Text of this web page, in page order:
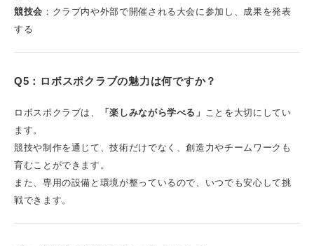
競技会 ：クラブ内や外部で開催される大会に参加し、成果を発表
する
Q5：ロボスポクラブの魅力は何ですか？
ロボスポクラブは、 「楽しみながら学べる」 ことを大切にしてい
ます。
競技や制作を通じて、技術だけでなく、創造力やチームワークも
育むことができます。
また、専用の設備と環境が整っているので、いつでも安心して挑
戦できます。